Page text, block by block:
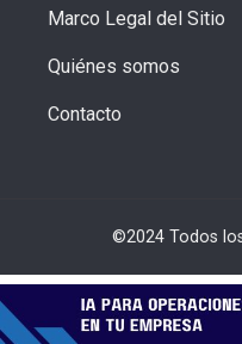
Marco Legal del Sitio
Quiénes somos
Contacto
©2024 Todos